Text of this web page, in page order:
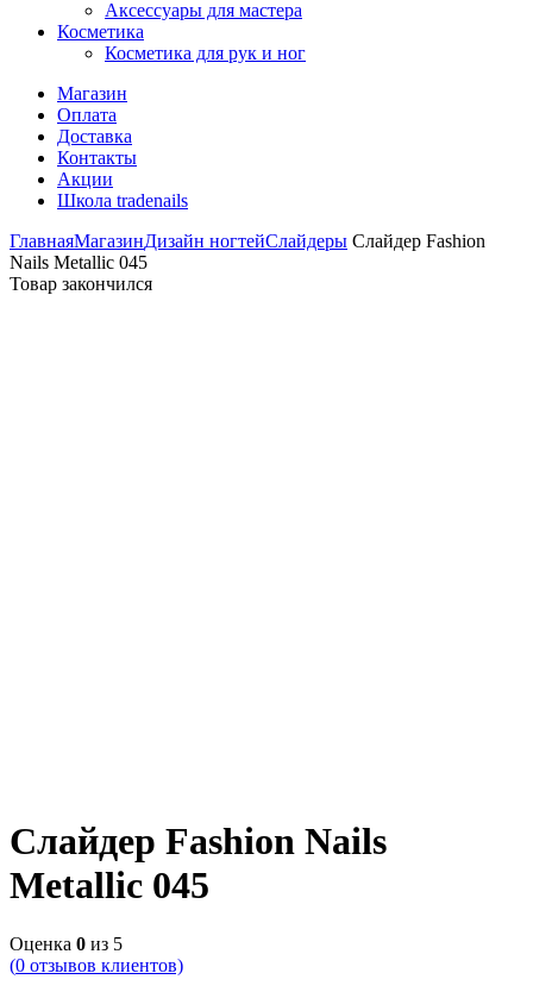
Аксессуары для мастера
Косметика
Косметика для рук и ног
Магазин
Оплата
Доставка
Контакты
Акции
Школа tradenails
ГлавнаяМагазинДизайн ногтейСлайдеры Слайдер Fashion
Nails Metallic 045
Товар закончился
Слайдер Fashion Nails
Metallic 045
Оценка 0 из 5
(0 отзывов клиентов)